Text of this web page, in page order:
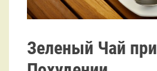
Зеленый Чай при